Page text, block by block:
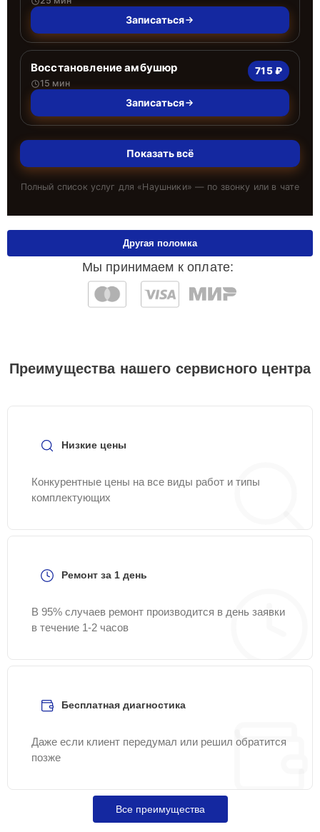
Записаться
Восстановление амбушюр
15 мин
715 ₽
Записаться
Показать всё
Полный список услуг для «Наушники» — по звонку или в чате
Мы принимаем к оплате:
Другая поломка
Преимущества нашего сервисного центра
Низкие цены
Конкурентные цены на все виды работ и типы
комплектующих
Ремонт за 1 день
В 95% случаев ремонт производится в день заявки
в течение 1-2 часов
Бесплатная диагностика
Даже если клиент передумал или решил обратится
позже
Все преимущества